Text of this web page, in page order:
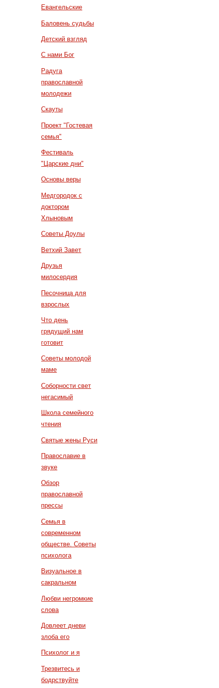
Евангельские
Баловень судьбы
Детский взгляд
С нами Бог
Радуга
православной
молодежи
Скауты
Проект "Гостевая
семья"
Фестиваль
"Царские дни"
Основы веры
Медгородок с
доктором
Хлыновым
Советы Доулы
Ветхий Завет
Друзья
милосердия
Песочница для
взрослых
Что день
грядущий нам
готовит
Советы молодой
маме
Соборности свет
негасимый
Школа семейного
чтения
Святые жены Руси
Православие в
звуке
Обзор
православной
прессы
Семья в
современном
обществе. Советы
психолога
Визуальное в
сакральном
Любви негромкие
слова
Довлеет дневи
злоба его
Психолог и я
Трезвитесь и
бодрствуйте